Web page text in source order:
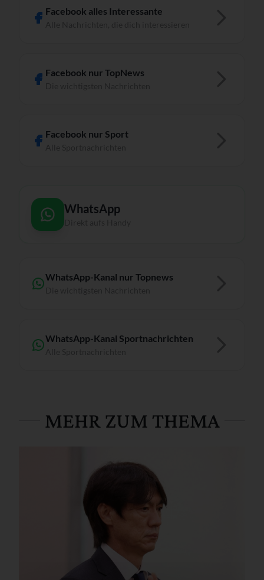
Facebook alles Interessante
Facebook nur TopNews
Facebook nur Sport
WhatsApp
WhatsApp-Kanal nur Topnews
WhatsApp-Kanal Sportnachrichten
MEHR ZUM THEMA